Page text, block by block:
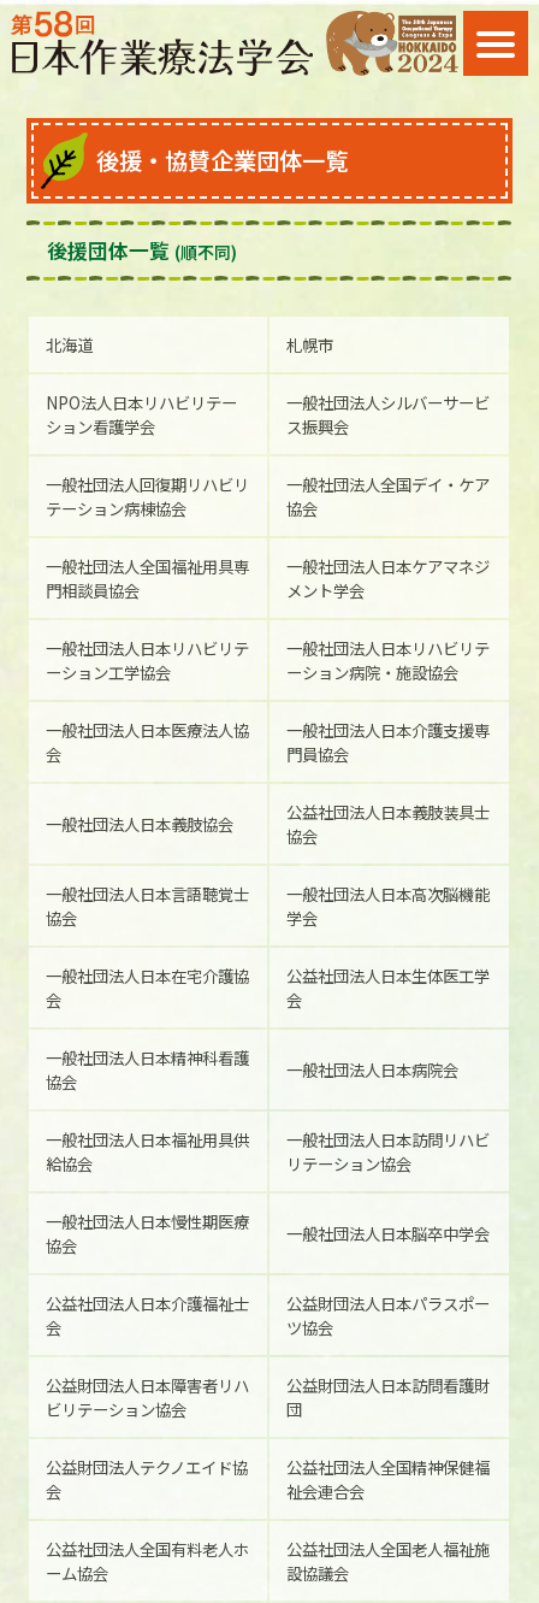
後援・協賛企業団体一覧
後援団体一覧 (順不同)
北海道 札幌市
NPO法人日本リハビリテー
ション看護学会
一般社団法人シルバーサービ
ス振興会
一般社団法人回復期リハビリ
テーション病棟協会
一般社団法人全国デイ・ケア
協会
一般社団法人全国福祉用具専
門相談員協会
一般社団法人日本ケアマネジ
メント学会
一般社団法人日本リハビリテ
ーション工学協会
一般社団法人日本リハビリテ
ーション病院・施設協会
一般社団法人日本医療法人協
会
一般社団法人日本介護支援専
門員協会
一般社団法人日本義肢協会
公益社団法人日本義肢装具士
協会
一般社団法人日本言語聴覚士
協会
一般社団法人日本高次脳機能
学会
一般社団法人日本在宅介護協
会
公益社団法人日本生体医工学
会
一般社団法人日本精神科看護
協会
一般社団法人日本病院会
一般社団法人日本福祉用具供
給協会
一般社団法人日本訪問リハビ
リテーション協会
一般社団法人日本慢性期医療
協会
一般社団法人日本脳卒中学会
公益社団法人日本介護福祉士
会
公益財団法人日本パラスポー
ツ協会
公益財団法人日本障害者リハ
ビリテーション協会
公益財団法人日本訪問看護財
団
公益財団法人テクノエイド協
会
公益社団法人全国精神保健福
祉会連合会
公益社団法人全国有料老人ホ
ーム協会
公益社団法人全国老人福祉施
設協議会